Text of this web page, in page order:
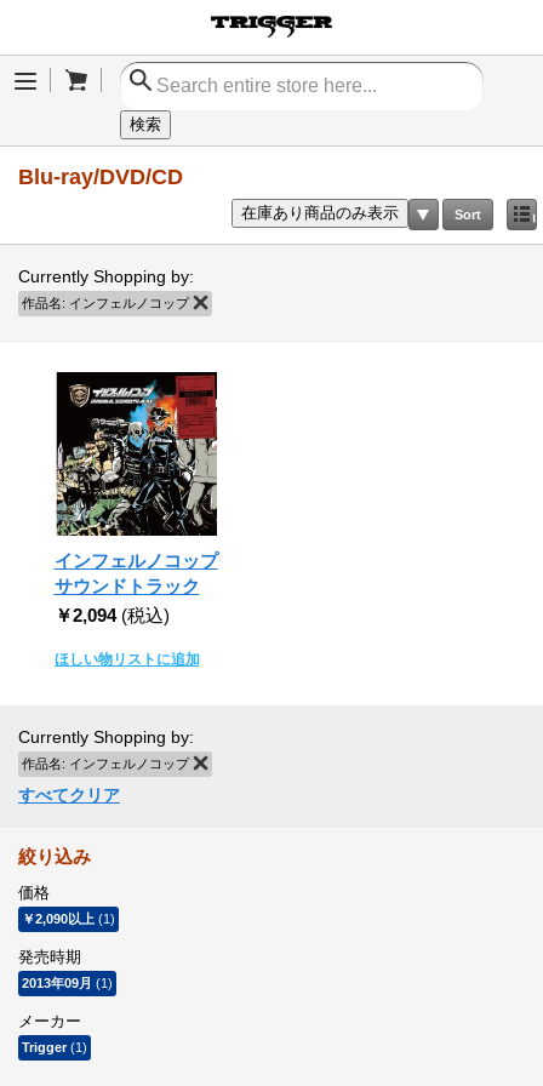
Menu
検索
Blu-ray/DVD/CD
Sort
在庫あり商品のみ表示
Currently Shopping by:
作品名: インフェルノコップ
インフェルノコップ
サウンドトラック
￥2,094 (税込)
ほしい物リストに追加
Currently Shopping by:
作品名: インフェルノコップ
すべてクリア
絞り込み
価格
￥2,090以上 (1)
発売時期
2013年09月 (1)
メーカー
Trigger(1)